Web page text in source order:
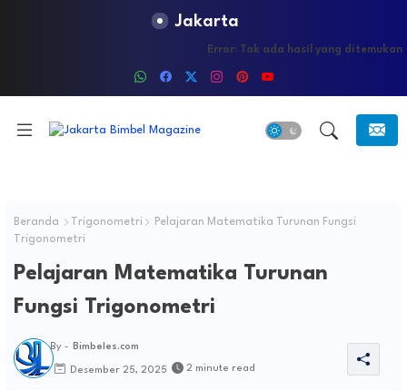
Jakarta
Error: Tak ada hasil yang ditemukan
Beranda Trigonometri
Pelajaran Matematika Turunan Fungsi
Trigonometri
Pelajaran Matematika Turunan
Fungsi Trigonometri
By - Bimbeles.com
Desember 25, 2025 2 minute read